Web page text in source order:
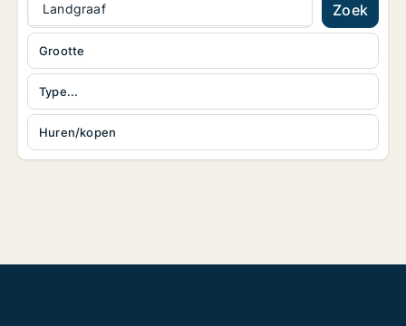
Landgraaf Zoek
Type...
Huren/kopen
Grootte